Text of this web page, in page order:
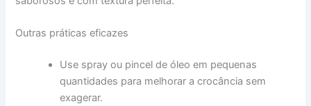
Outras práticas eficazes
Use spray ou pincel de óleo em pequenas
quantidades para melhorar a crocância sem
exagerar.